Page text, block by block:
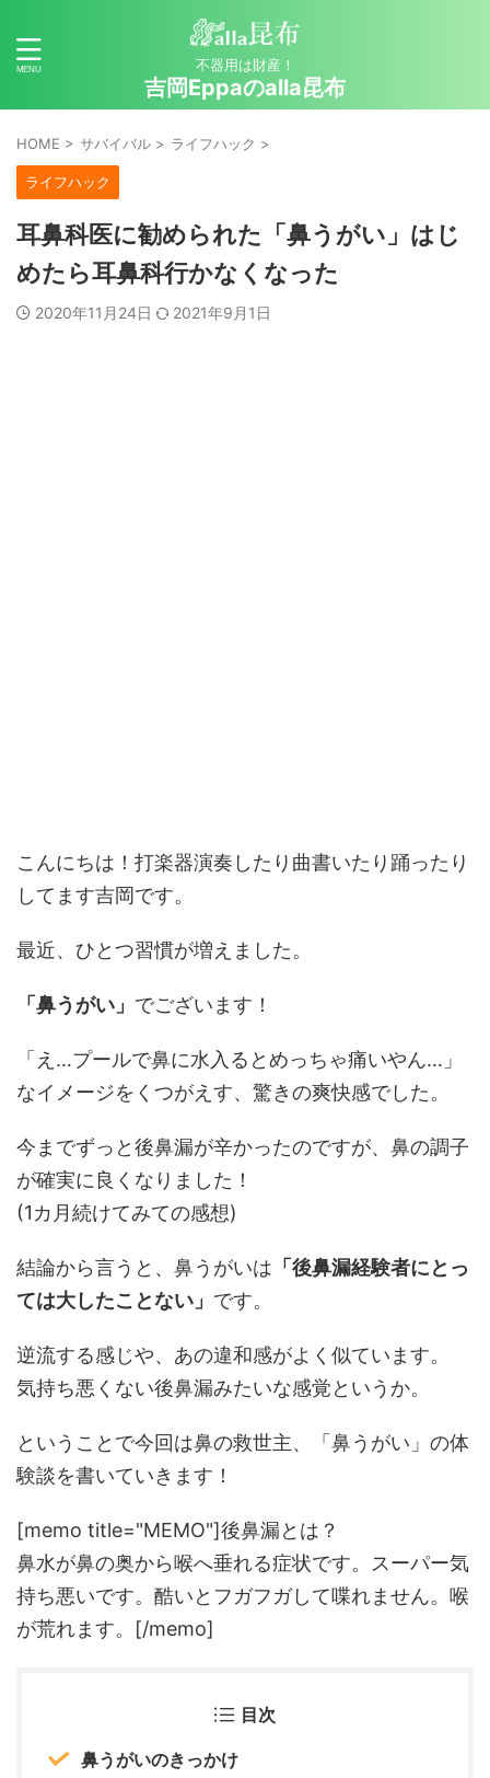
不器用は財産！
吉岡Eppaのalla昆布
HOME > サバイバル > ライフハック >
ライフハック
耳鼻科医に勧められた「鼻うがい」はじ
めたら耳鼻科行かなくなった
2020年11月24日 2021年9月1日
こんにちは！打楽器演奏したり曲書いたり踊ったり
してます吉岡です。
最近、ひとつ習慣が増えました。
「鼻うがい」 でございます！
「え…プールで鼻に水入るとめっちゃ痛いやん…」
なイメージをくつがえす、驚きの爽快感でした。
今までずっと後鼻漏が辛かったのですが、鼻の調子
が確実に良くなりました！
(1カ月続けてみての感想)
結論から言うと、鼻うがいは 「後鼻漏経験者にとっ
ては大したことない」 です。
逆流する感じや、あの違和感がよく似ています。
気持ち悪くない後鼻漏みたいな感覚というか。
ということで今回は鼻の救世主、「鼻うがい」の体
験談を書いていきます！
[memo title="MEMO"]後鼻漏とは？
鼻水が鼻の奥から喉へ垂れる症状です。スーパー気
持ち悪いです。酷いとフガフガして喋れません。喉
が荒れます。[/memo]
目次
鼻うがいのきっかけ